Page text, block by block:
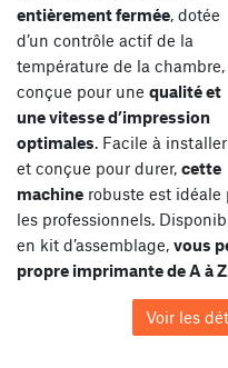
entièrement fermée, dotée
d’un contrôle actif de la
température de la chambre,
conçue pour une qualité et
une vitesse d’impression
optimales. Facile à installer
et conçue pour durer, cette
machine robuste est
les professionnels.
en kit d’assemblage, vous
propre imprimante de A à Z
Voir les